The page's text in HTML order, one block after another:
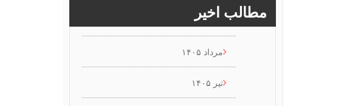
مطالب اخیر
مرداد ۱۴۰۵
تیر ۱۴۰۵